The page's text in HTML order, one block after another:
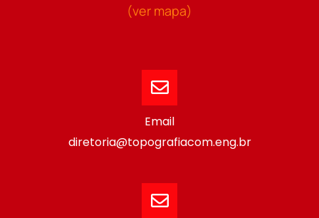
(ver mapa)
Email
diretoria@topografiacom.eng.br